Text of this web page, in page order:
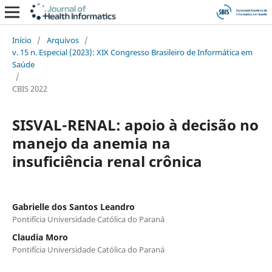
Início / Arquivos /
v. 15 n. Especial (2023): XIX Congresso Brasileiro de Informática em
Saúde
/
CBIS 2022
SISVAL-RENAL: apoio à decisão no
manejo da anemia na
insuficiência renal crônica
Gabrielle dos Santos Leandro
Pontifícia Universidade Católica do Paraná
Claudia Moro
Pontifícia Universidade Católica do Paraná